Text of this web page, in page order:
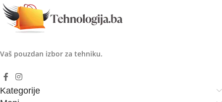
Vaš pouzdan izbor za tehniku.
Kategorije